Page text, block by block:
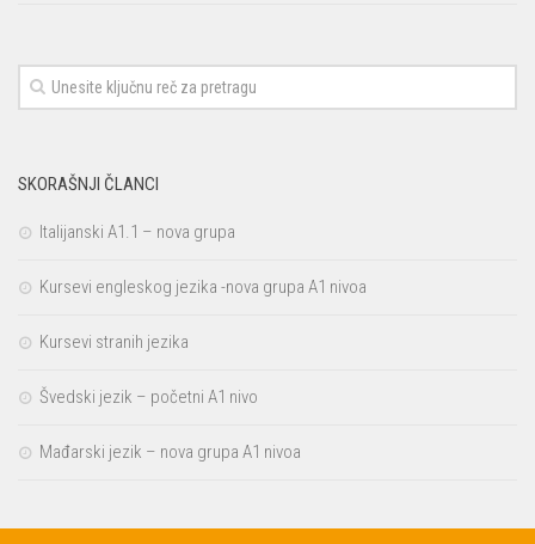
SKORAŠNJI ČLANCI
Italijanski A1.1 – nova grupa
Kursevi engleskog jezika -nova grupa A1 nivoa
Kursevi stranih jezika
Švedski jezik – početni A1 nivo
Mađarski jezik – nova grupa A1 nivoa